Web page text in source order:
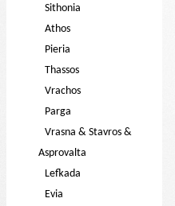
Sithonia
Athos
Pieria
Thassos
Vrachos
Parga
Vrasna & Stavros &
Asprovalta
Lefkada
Evia